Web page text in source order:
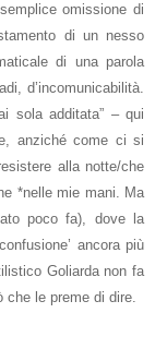
omissione di
di un nesso
di una parola
d’incomunicabilità.
sola additata” – qui
anziché come ci si
alla notte/che
*nelle mie mani. Ma
poco fa), dove la
ancora più
Goliarda non fa
le preme di dire.